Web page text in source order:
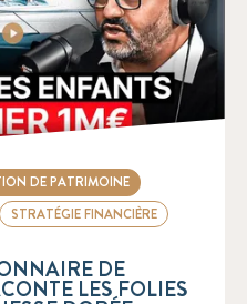
STRATÉGIE FINANCIÈRE
DE PATRIMOINE
DE
LES FOLIES